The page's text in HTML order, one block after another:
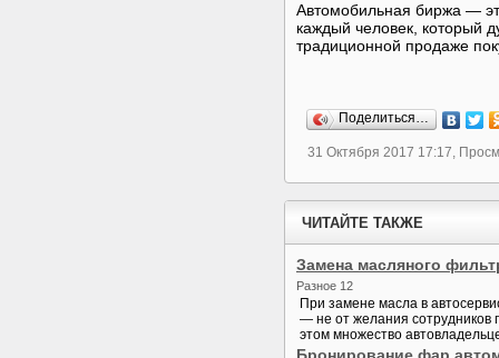
Автомобильная биржа —
каждый человек, который
традиционной продаже
Поделиться…
31 Октября 2017 17:17,
ЧИТАЙТЕ ТАКЖЕ
Замена масляного
Разное 12
При замене масла в
— не от желания сотрудников
этом множество